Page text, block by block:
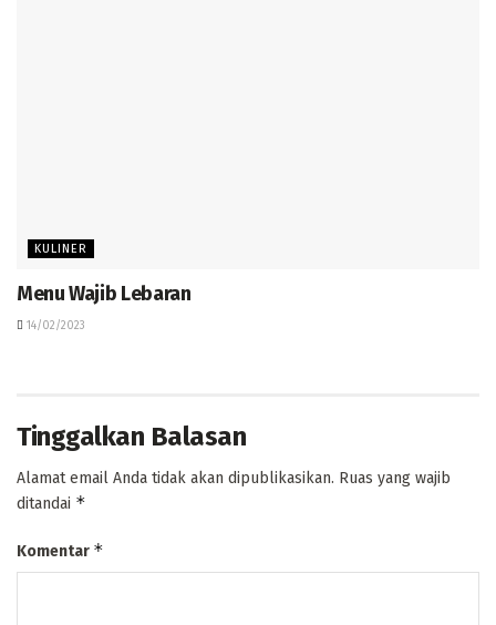
KULINER
Menu Wajib Lebaran
14/02/2023
Tinggalkan Balasan
Alamat email Anda tidak akan dipublikasikan. Ruas yang wajib
ditandai *
Komentar *